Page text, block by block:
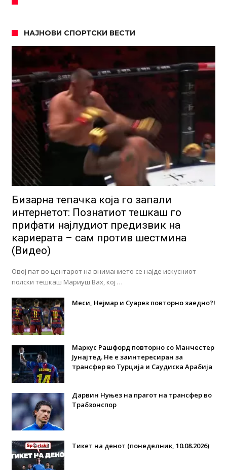
НАЈНОВИ СПОРТСКИ ВЕСТИ
Бизарна тепачка која го запали
интернетот: Познатиот тешкаш го
прифати најлудиот предизвик на
кариерата – сам против шестмина
(Видео)
Овој пат во центарот на вниманието се најде искусниот
полски тешкаш Мариуш Вах, кој …
Меси, Нејмар и Суарез повторно заедно?!
Маркус Рашфорд повторно со Манчестер
Јунајтед. Не е заинтересиран за
трансфер во Турција и Саудиска Арабија
Дарвин Нуњез на прагот на трансфер во
Трабзонспор
Тикет на денот (понеделник, 10.08.2026)